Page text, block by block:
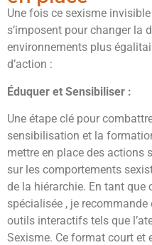
Une fois ce sexisme
s’imposent pour changer la
environnements plus
d’action :
Éduquer et Sensibiliser :
Une étape clé pour
sensibilisation et la
mettre en place des actions
sur les comportements
de la hiérarchie. En tant
spécialisée , je recommande
outils interactifs tels que
Sexisme. Ce format court et